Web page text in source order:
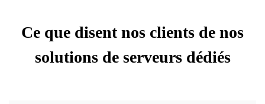
Ce que disent nos clients de nos
solutions de serveurs dédiés